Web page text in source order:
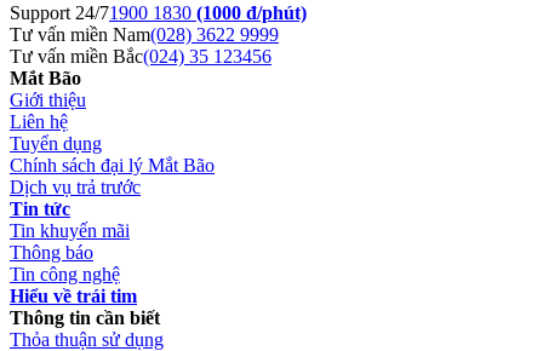
Support 24/71900 1830 (1000 đ/phút)
Tư vấn miền Nam(028) 3622 9999
Tư vấn miền Bắc(024) 35 123456
Mắt Bão
Giới thiệu
Liên hệ
Tuyển dụng
Chính sách đại lý Mắt Bão
Dịch vụ trả trước
Tin tức
Tin khuyến mãi
Thông báo
Tin công nghệ
Hiểu về trái tim
Thông tin cần biết
Thỏa thuận sử dụng